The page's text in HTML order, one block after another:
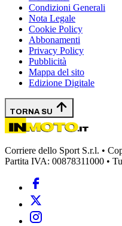
Condizioni Generali
Nota Legale
Cookie Policy
Abbonamenti
Privacy Policy
Pubblicità
Mappa del sito
Edizione Digitale
TORNA SU
Corriere dello Sport S.r.l. •
Partita IVA: 00878311000 •